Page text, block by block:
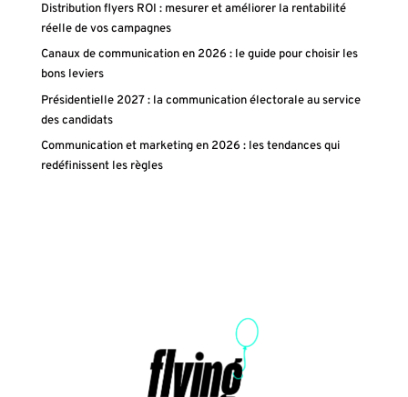
Distribution flyers ROI : mesurer et améliorer la rentabilité
réelle de vos campagnes
Canaux de communication en 2026 : le guide pour choisir les
bons leviers
Présidentielle 2027 : la communication électorale au service
des candidats
Communication et marketing en 2026 : les tendances qui
redéfinissent les règles